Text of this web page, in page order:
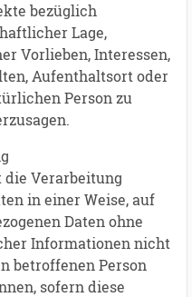
bezüglich
Lage,
Vorlieben, Interessen,
Aufenthaltsort oder
Person zu
Verarbeitung
in einer Weise, auf
Daten ohne
Informationen nicht
betroffenen Person
sofern diese